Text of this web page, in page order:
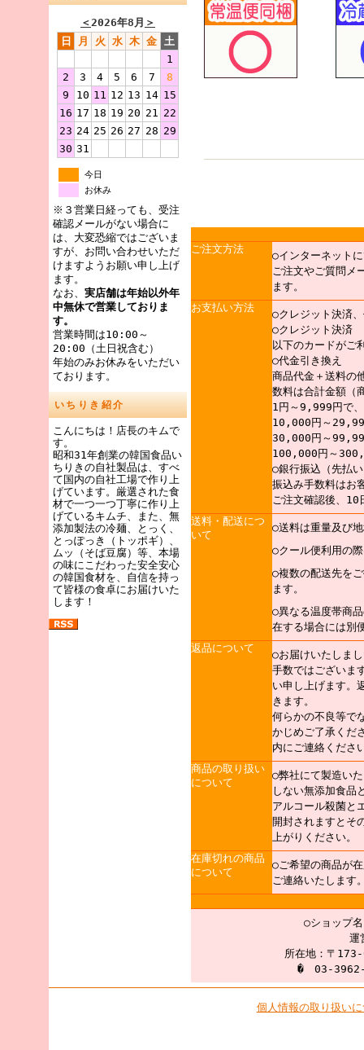
＜2026年8月 ＞
日
月 火 水 木 金 土
1
2
3 4 5 6 7
8
9
10 11 12 13 14 15
16 17 18 19 20 21 22
23 24 25 26 27 28 29
30 31
今日
お休み
※３営業日経っても、受注
確認メールがない場合に
は、大変恐縮ではございま
すが、お問い合わせいただ
けますようお願い申し上げ
ます。
なお、 実店舗は年始以外年
中無休で営業しておりま
す。
営業時間は10:00～
20:00（土日祝含む）
年始のみお休みをいただい
ております。
いちりき紹介
こんにちは！店長のキムで
す。
昭和31年創業の韓国食品い
ちりきの自社製品は、すべ
て国内の自社工場で作り上
げています。厳選された食
材で一つ一つ丁寧に作り上
げているキムチ、また、無
添加製法の冷麺、とっく、
とっぽっき（トッポギ）、
ムッ（そば豆腐）等、本場
の味にこだわった安全安心
の韓国食材を、自信を持っ
て皆様の食卓にお届けいた
します！
ご注文方法
○インターネット
ご注文やご質問メ
ます。
お支払い方法
○クレジット決済
○クレジット決済
以下のカードがご
○代金引き換え
商品代金＋送料の
数料は合計金額（
1円～9,999円で
10,000円～
30,000円～
100,000円～
○銀行振込（先払
振込み手数料はお
ご注文確認後、10
送料・配送につ
いて
○送料は重量及び
○クール便利用の
○複数の配送先を
ます。
○異なる温度帯商
在する場合には別
返品について
○お届けいたしま
手数ではございま
い申し上げます。
きます。
何らかの不良等で
かじめご了承くだ
内にご連絡くださ
商品の取り扱い
について
○弊社にて製造い
しない無添加食品
アルコール殺菌と
開封されますとそ
上がりください。
在庫切れの商品
について
○ご希望の商品が
ご連絡いたします
○ショップ
運
所在地：〒
� 03-
個人情報の取り扱い